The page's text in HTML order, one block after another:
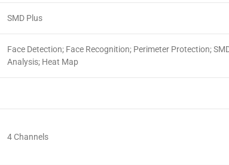
SMD Plus
Face Detection; Face Recognition; Perimeter Protection;
Analysis; Heat Map
4 Channels